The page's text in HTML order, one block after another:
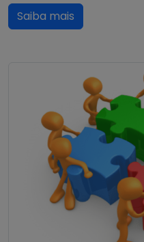
Saiba mais